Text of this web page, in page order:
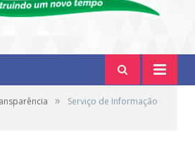
»
Serviço de Informação